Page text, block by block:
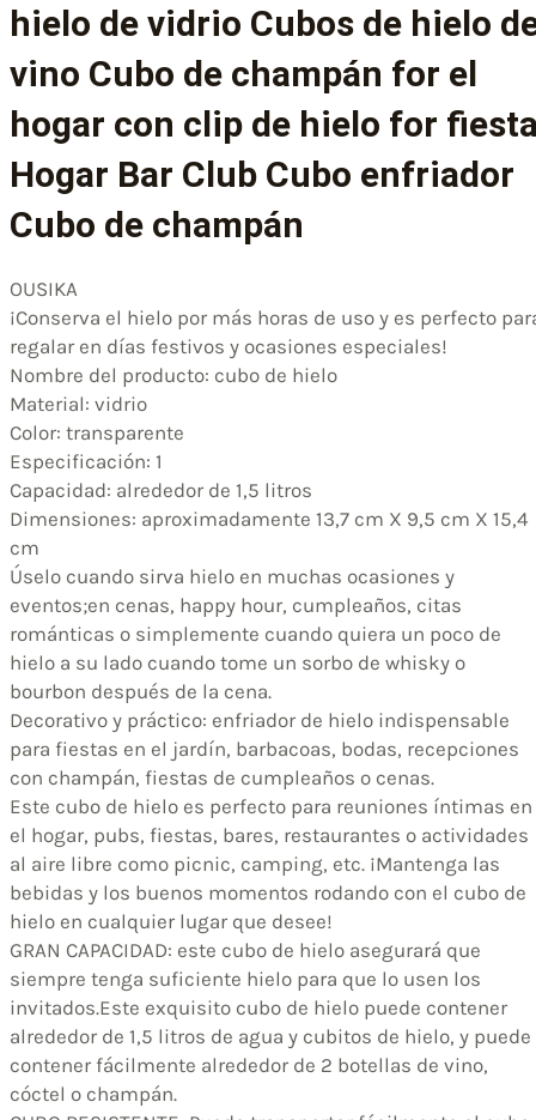
hielo de vidrio Cubos de hielo
vino Cubo de champán for el
hogar con clip de hielo for
Hogar Bar Club Cubo enfriador
Cubo de champán
OUSIKA
¡Conserva el hielo por más horas de uso y es perfecto
regalar en días festivos y ocasiones especiales!
Nombre del producto: cubo de hielo
Material: vidrio
Color: transparente
Especificación: 1
Capacidad: alrededor de 1,5 litros
Dimensiones: aproximadamente 13,7 cm X 9,5 cm X 15,4
cm
Úselo cuando sirva hielo en muchas ocasiones y
eventos;en cenas, happy hour, cumpleaños, citas
románticas o simplemente cuando quiera un poco de
hielo a su lado cuando tome un sorbo de whisky o
bourbon después de la cena.
Decorativo y práctico: enfriador de hielo indispensable
para fiestas en el jardín, barbacoas, bodas, recepciones
con champán, fiestas de cumpleaños o cenas.
Este cubo de hielo es perfecto para reuniones íntimas en
el hogar, pubs, fiestas, bares, restaurantes o actividades
al aire libre como picnic, camping, etc. ¡Mantenga las
bebidas y los buenos momentos rodando con el cubo de
hielo en cualquier lugar que desee!
GRAN CAPACIDAD: este cubo de hielo asegurará que
siempre tenga suficiente hielo para que lo usen los
invitados.Este exquisito cubo de hielo puede contener
alrededor de 1,5 litros de agua y cubitos de hielo, y puede
contener fácilmente alrededor de 2 botellas de vino,
cóctel o champán.